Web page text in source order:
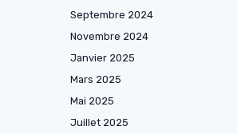
Septembre 2024
Novembre 2024
Janvier 2025
Mars 2025
Mai 2025
Juillet 2025